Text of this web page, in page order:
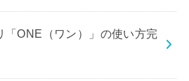
「ONE（ワン）」の使い方完